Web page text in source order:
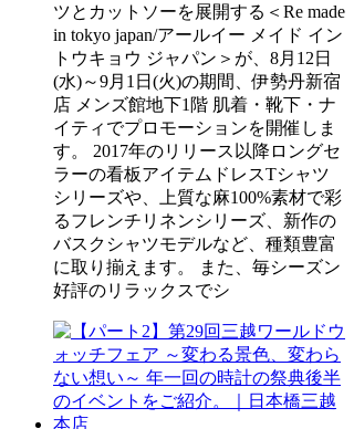
ツとカットソーを展開する＜Re made
in tokyo japan/アールイー メイド イン
トウキョウ ジャパン＞が、8月12日
(水)～9月1日(火)の期間、伊勢丹新宿
店 メンズ館地下1階 肌着・靴下・ナ
イティでプロモーションを開催しま
す。 2017年のリリース以降ロングセ
ラーの看板アイテムドレスTシャツ
シリーズや、上質な麻100%素材で彩
るフレンチリネンシリーズ、新作の
バスクシャツモデルなど、種類豊富
に取り揃えます。 また、毎シーズン
好評のリラックスでシ